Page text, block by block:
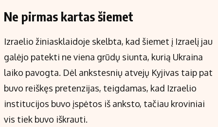
Ne pirmas kartas šiemet
Izraelio žiniasklaidoje skelbta, kad šiemet į Izraelį jau
galėjo patekti ne viena grūdų siunta, kurią Ukraina
laiko pavogta. Dėl ankstesnių atvejų Kyjivas taip pat
buvo reiškęs pretenzijas, teigdamas, kad Izraelio
institucijos buvo įspėtos iš anksto, tačiau kroviniai
vis tiek buvo iškrauti.